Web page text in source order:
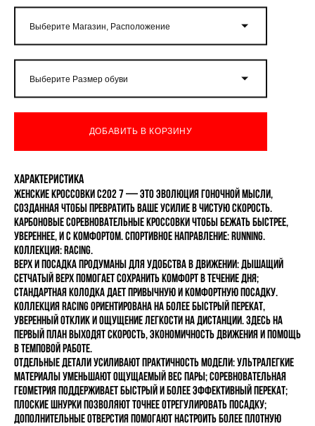
Выберите Магазин, Расположение
Выберите Размер обуви
ДОБАВИТЬ В КОРЗИНУ
Характеристика
Женские кроссовки C202 7 — это эволюция гоночной мысли,
созданная чтобы превратить ваше усилие в чистую скорость.
Карбоновые соревновательные кроссовки чтобы бежать быстрее,
увереннее, и с комфортом. Спортивное направление: Running.
Коллекция: RACING.
Верх и посадка продуманы для удобства в движении: дышащий
сетчатый верх помогает сохранить комфорт в течение дня;
стандартная колодка дает привычную и комфортную посадку.
Коллекция RACING ориентирована на более быстрый перекат,
уверенный отклик и ощущение легкости на дистанции. Здесь на
первый план выходят скорость, экономичность движения и помощь
в темповой работе.
Отдельные детали усиливают практичность модели: ультралегкие
материалы уменьшают ощущаемый вес пары; соревновательная
геометрия поддерживает быстрый и более эффективный перекат;
плоские шнурки позволяют точнее отрегулировать посадку;
дополнительные отверстия помогают настроить более плотную